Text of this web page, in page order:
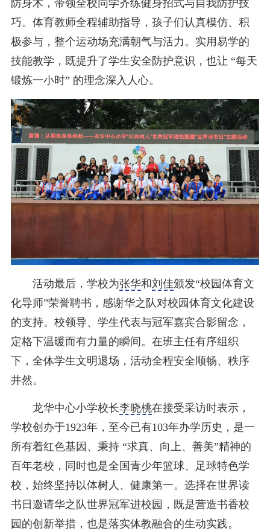
防身术，带领全校同学齐练健身招式与自我防护技
巧。体育教师全程辅助指导，孩子们认真模仿、积
极参与，整个运动场充满朝气与活力。实用易学的
技能教学，既提升了学生安全防护意识，也让 “每天
锻炼一小时” 的理念深入人心。
活动最后，学校为张华和刘佳颁发“校园体育文
化导师”荣誉聘书，感谢华之队对校园体育文化建设
的支持。校领导、学生代表与冠军嘉宾合影留念，
定格下温暖而有力量的瞬间。在班主任有序组织
下，全体学生文明退场，活动全程安全顺畅、秩序
井然。
龙华中心小学校长李晓桃在接受采访时表示，
学校创办于1923年，至今已有103年办学历史，是一
所有着红色基因、秉持 “求真、向上、善美”精神的
百年老校，同时也是全国青少年篮球、足球特色学
校，始终坚持以体树人、健康第一。选择在世界读
书日邀请华之队世界冠军进校园，既是营造书香校
园的创新举措，也是落实体教融合的生动实践。